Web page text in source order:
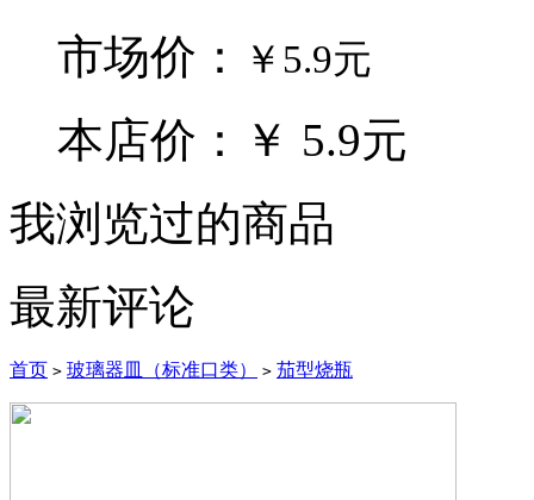
市场价：
￥5.9元
本店价：￥ 5.9元
我浏览过的商品
最新评论
首页 > 玻璃器皿（标准口类） > 茄型烧瓶